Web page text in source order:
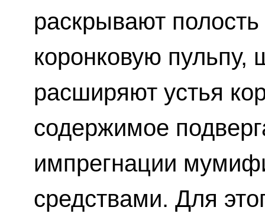
раскрывают
коронковую
расширяют устья
содержимое
импрегнации
средствами. Для